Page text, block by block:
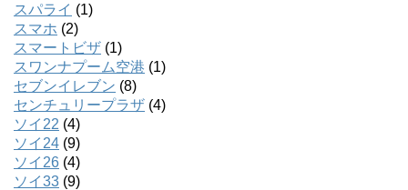
スパライ (1)
スマホ (2)
スマートビザ (1)
スワンナプーム空港 (1)
セブンイレブン (8)
センチュリープラザ (4)
ソイ22 (4)
ソイ24 (9)
ソイ26 (4)
ソイ33 (9)